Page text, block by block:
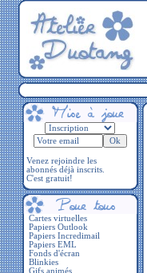
Venez rejoindre les
abonnés déjà inscrits.
C'est gratuit!
Cartes virtuelles
Papiers Outlook
Papiers Incredimail
Papiers EML
Fonds d'écran
Blinkies
Gifs animés